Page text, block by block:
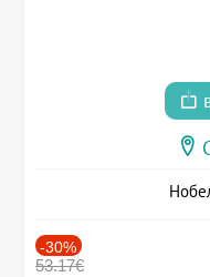
-30%
53.17€